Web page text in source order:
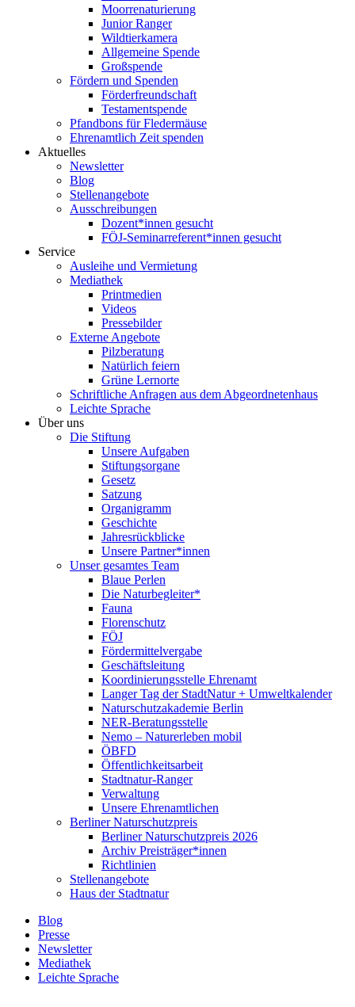
Moorrenaturierung
Junior Ranger
Wildtierkamera
Allgemeine Spende
Großspende
Fördern und Spenden
Förderfreundschaft
Testamentspende
Pfandbons für Fledermäuse
Ehrenamtlich Zeit spenden
Aktuelles
Newsletter
Blog
Stellenangebote
Ausschreibungen
Dozent*innen gesucht
FÖJ-Seminarreferent*innen gesucht
Service
Ausleihe und Vermietung
Mediathek
Printmedien
Videos
Pressebilder
Externe Angebote
Pilzberatung
Natürlich feiern
Grüne Lernorte
Schriftliche Anfragen aus dem Abgeordnetenhaus
Leichte Sprache
Über uns
Die Stiftung
Unsere Aufgaben
Stiftungsorgane
Gesetz
Satzung
Organigramm
Geschichte
Jahresrückblicke
Unsere Partner*innen
Unser gesamtes Team
Blaue Perlen
Die Naturbegleiter*
Fauna
Florenschutz
FÖJ
Fördermittelvergabe
Geschäftsleitung
Koordinierungsstelle Ehrenamt
Langer Tag der StadtNatur + Umweltkalender
Naturschutzakademie Berlin
NER-Beratungsstelle
Nemo – Naturerleben mobil
ÖBFD
Öffentlichkeitsarbeit
Stadtnatur-Ranger
Verwaltung
Unsere Ehrenamtlichen
Berliner Naturschutzpreis
Berliner Naturschutzpreis 2026
Archiv Preisträger*innen
Richtlinien
Stellenangebote
Haus der Stadtnatur
Blog
Presse
Newsletter
Mediathek
Leichte Sprache